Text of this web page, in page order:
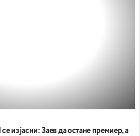
изјасни: Заев да остане премиер, а